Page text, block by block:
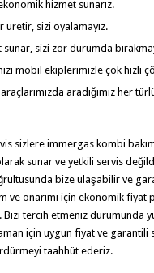
hizmet sunarız.
üretir, sizi oyalamayız.
sizi zor durumda
mobil ekiplerimizle çok hızlı
aradığımız her
sizlere immergas kombi
sunar ve yetkili servis
bize ulaşabilir ve
ve onarımı için ekonomik fiyat
tercih etmeniz durumunda
için uygun fiyat ve garantili
taahhüt ederiz.